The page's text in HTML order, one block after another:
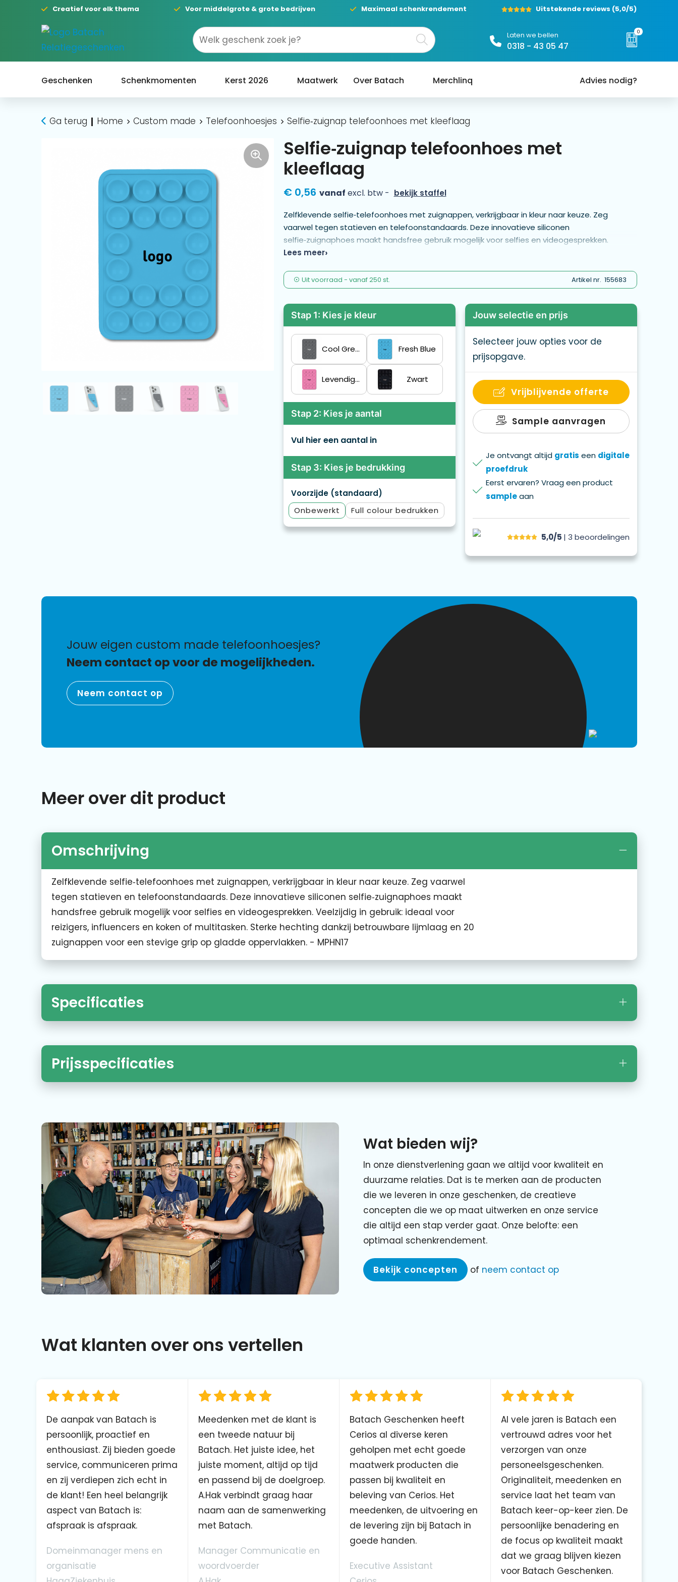
Creatief voor elk thema Voor middelgrote & grote bedrijven Maximaal schenkrendement Uitstekende reviews (5,0/5)
Laten we bellen
0318 - 43 05 47
0
Geschenken Schenkmomenten Kerst 2026 Maatwerk Over Batach Merchlinq Advies nodig?
Ga terug Home Custom made Telefoonhoesjes Selfie‑zuignap telefoonhoes met kleeflaag
Selfie‑zuignap telefoonhoes met
kleeflaag
€ 0,56 vanaf excl. btw - bekijk staffel
Zelfklevende selfie‑telefoonhoes met zuignappen, verkrijgbaar in kleur naar keuze. Zeg
vaarwel tegen statieven en telefoonstandaards. Deze innovatieve siliconen
selfie‑zuignaphoes maakt handsfree gebruik mogelijk voor selfies en videogesprekken.
Veelzijdig in gebruik: ideaal voor reizigers, influencers en koken of multitasken. Sterke hechting
- MPHN17
Lees meer
Uit voorraad - vanaf250 st. Artikel nr. 155683
Stap 1: Kies je kleur
Cool Grey 11 C Fresh Blue
Levendig Roze Zwart
Stap 2: Kies je aantal
Vul hier een aantal in
Stap 3: Kies je bedrukking
Voorzijde (standaard)
Onbewerkt
Full colour
Jouw selectie en prijs
Selecteer jouw opties voor de
prijsopgave.
Vrijblijvende offerte
Sample aanvragen
Je ontvangt altijd gratis een digitale
proefdruk
Eerst ervaren? Vraag een product
sampleaan
5,0/5 | 3 beoordelingen
jouw eigen custom made telefoonhoesjes?
Neem contact op voor de mogelijkheden.
Neem contact op
Meer over dit product
Omschrijving
Zelfklevende selfie‑telefoonhoes met zuignappen, verkrijgbaar in kleur naar keuze. Zeg vaarwel
tegen statieven en telefoonstandaards. Deze innovatieve siliconen selfie‑zuignaphoes maakt
handsfree gebruik mogelijk voor selfies en videogesprekken. Veelzijdig in gebruik: ideaal voor
reizigers, influencers en koken of multitasken. Sterke hechting dankzij betrouwbare lijmlaag en 20
zuignappen voor een stevige grip op gladde oppervlakken. - MPHN17
Specificaties
Prijsspecificaties
Wat bieden wij?
In onze dienstverlening gaan we altijd voor kwaliteit en
duurzame relaties. Dat is te merken aan de producten
die we leveren in onze geschenken, de creatieve
concepten die we op maat uitwerken en onze service
die altijd een stap verder gaat. Onze belofte: een
optimaal schenkrendement.
Bekijk concepten of neem contact op
Wat klanten over ons vertellen
De aanpak van Batach is
persoonlijk, proactief en
enthousiast. Zij bieden goede
service, communiceren prima
en zij verdiepen zich echt in
de klant! Een heel belangrijk
aspect van Batach is:
afspraak is afspraak.
Domeinmanager mens en
organisatie
Meedenken met de klant is
een tweede natuur bij
Batach. Het juiste idee, het
juiste moment, altijd op tijd
en passend bij de doelgroep.
A.Hak verbindt graag haar
naam aan de samenwerking
met Batach.
Manager Communicatie en
woordvoerder
Batach Geschenken heeft
Cerios al diverse keren
geholpen met echt goede
maatwerk producten die
passen bij kwaliteit en
beleving van Cerios. Het
meedenken, de uitvoering en
de levering zijn bij Batach in
goede handen.
Executive Assistant
Al vele jaren is Batach een
vertrouwd adres voor het
verzorgen van onze
personeelsgeschenken.
Originaliteit, meedenken en
service laat het team van
Batach keer-op-keer zien. De
persoonlijke benadering en
de focus op kwaliteit maakt
dat we graag blijven kiezen
voor Batach Geschenken.